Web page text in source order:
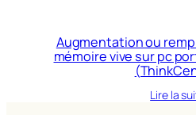
Augmentation ou
mémoire vive sur pc
Lire la